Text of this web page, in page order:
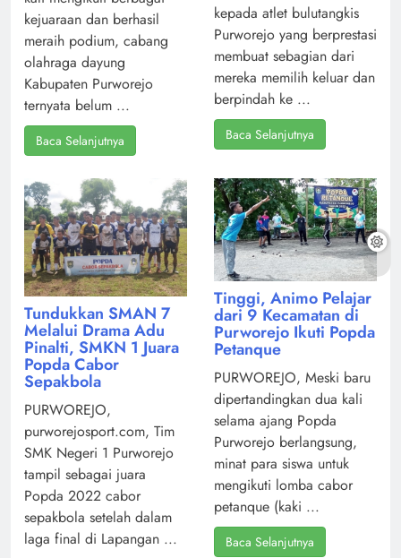
kejuaraan dan berhasil
meraih podium, cabang
olahraga dayung
Kabupaten Purworejo
ternyata belum ...
Baca Selanjutnya
kepada atlet bulutangkis
Purworejo yang berprestasi
membuat sebagian dari
mereka memilih keluar dan
berpindah ke ...
Baca Selanjutnya
Tundukkan SMAN 7
Melalui Drama Adu
Pinalti, SMKN 1 Juara
Popda Cabor
Sepakbola
PURWOREJO,
purworejosport.com, Tim
SMK Negeri 1 Purworejo
tampil sebagai juara
Popda 2022 cabor
sepakbola setelah dalam
laga final di Lapangan ...
Tinggi, Animo Pelajar
dari 9 Kecamatan di
Purworejo Ikuti Popda
Petanque
PURWOREJO, Meski baru
dipertandingkan dua kali
selama ajang Popda
Purworejo berlangsung,
minat para siswa untuk
mengikuti lomba cabor
petanque (kaki ...
Baca Selanjutnya